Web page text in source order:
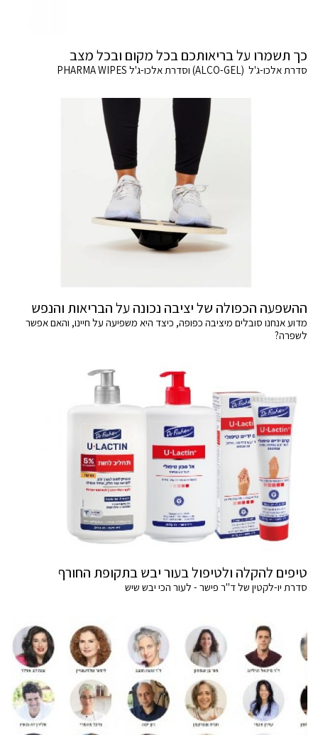
כך תשמרו על בריאותכם בכל מקום ובכל מצב
סדרת אלכו-ג'ל (ALCO-GEL) וסדרת אלכו-ג'ל PHARMA WIPES
ההשפעה הכפולה של יציבה נכונה על הבריאות והנפש
מדוע אנחנו סובלים מיציבה כפופה, כיצד היא משפיעה על חיינו, והאם אפשר
לשפרה?
טיפים להקלה ולטיפול בעור יבש בתקופת החורף
סדרת יו-לקטין של ד"ר פישר - לעור הכי יבש שיש